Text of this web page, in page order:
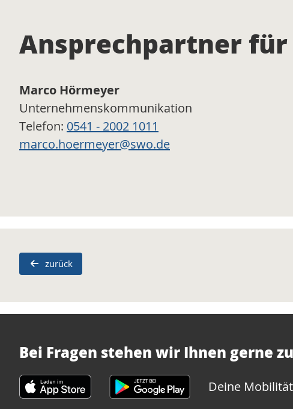
Ansprechpartner
Marco Hörmeyer
Unternehmenskommunikation
Telefon: 0541 - 2002 1011
marco.hoermeyer@swo.de
zurück
Bei Fragen stehen wir Ihnen gerne
Deine